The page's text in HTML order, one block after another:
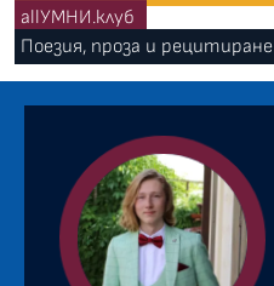
allУМНИ.клуб
Поезия, проза и рецитиране